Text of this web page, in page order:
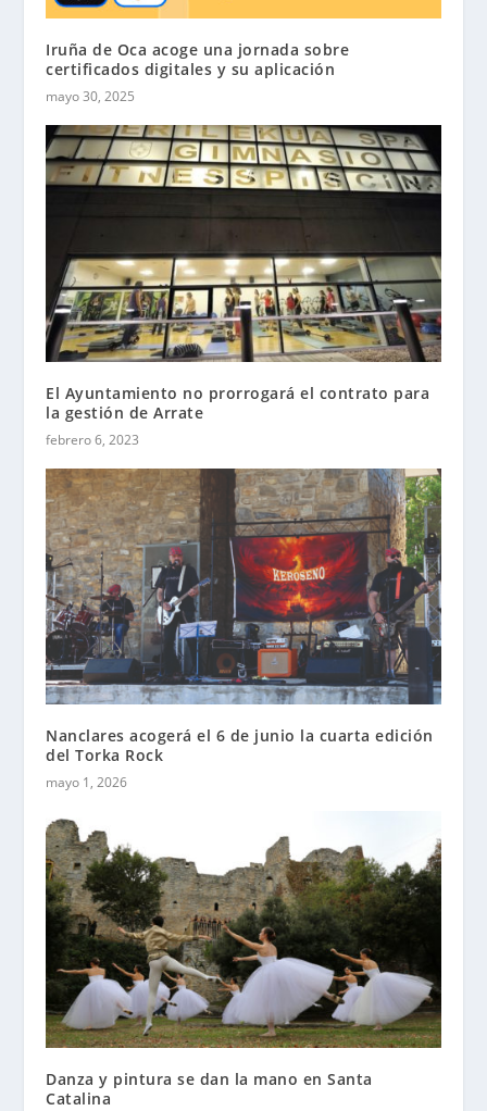
Iruña de Oca acoge una jornada sobre
certificados digitales y su aplicación
mayo 30, 2025
El Ayuntamiento no prorrogará el contrato para
la gestión de Arrate
febrero 6, 2023
Nanclares acogerá el 6 de junio la cuarta edición
del Torka Rock
mayo 1, 2026
Danza y pintura se dan la mano en Santa
Catalina